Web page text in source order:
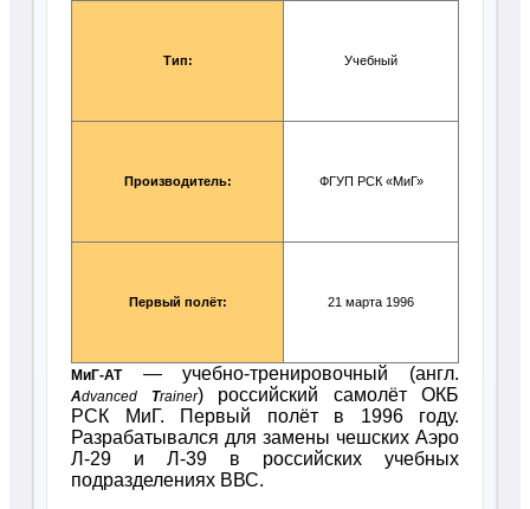
Тип: Учебный
Производитель: ФГУП РСК «МиГ»
Первый полёт: 21 марта 1996
МиГ-АТ— учебно-тренировочный (англ.
Advanced Trainer) российский самолёт ОКБ
РСК МиГ. Первый полёт в 1996 году.
Разрабатывался для замены чешских Аэро
Л-29 и Л-39 в российских учебных
подразделениях ВВС.